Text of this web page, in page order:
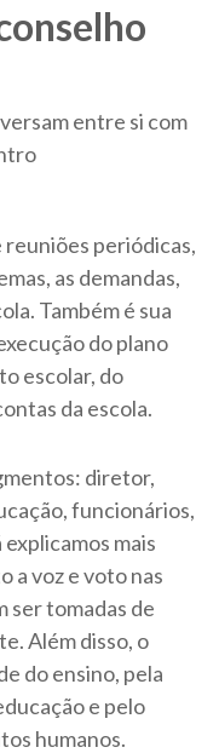
periódicas,
as demandas,
Também é sua
do plano
escolar, do
da escola.
diretor,
funcionários,
mais
a voz e voto nas
ser tomadas de
Além disso, o
do ensino, pela
e pelo
humanos.